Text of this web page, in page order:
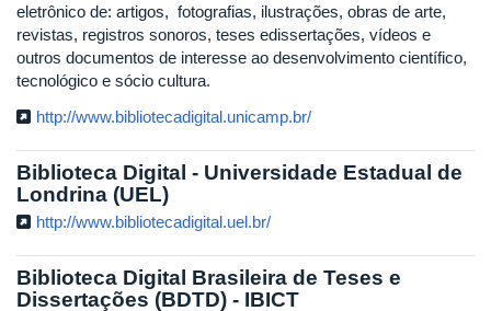
eletrônico de: artigos, fotografias, ilustrações, obras de arte,
revistas, registros sonoros, teses edissertações, vídeos e
outros documentos de interesse ao desenvolvimento científico,
tecnológico e sócio cultura.
http://www.bibliotecadigital.unicamp.br/
Biblioteca Digital - Universidade Estadual de
Londrina (UEL)
http://www.bibliotecadigital.uel.br/
Biblioteca Digital Brasileira de Teses e
Dissertações (BDTD) - IBICT